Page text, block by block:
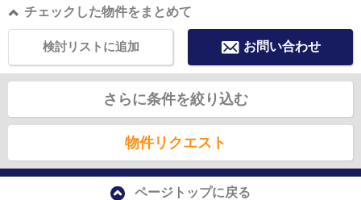
チェックした物件をまとめて
お問い合わせ
検討リストに追加
さらに条件を絞り込む
物件リクエスト
ページトップに戻る